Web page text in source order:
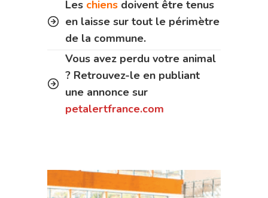
Les chiens doivent être tenus
en laisse sur tout le périmètre
de la commune.
Vous avez perdu votre animal
? Retrouvez-le en publiant
une annonce sur
petalertfrance.com